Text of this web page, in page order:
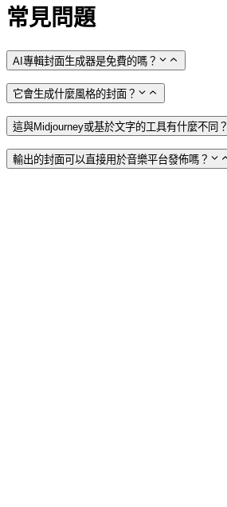
常見問題
AI專輯封面生成器是免費的嗎？
它會生成什麼風格的封面？
這與Midjourney或基於文字的工具有什麼不同？
輸出的封面可以直接用於音樂平台發佈嗎？